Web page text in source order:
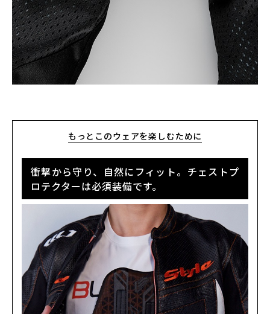
もっとこのウェアを楽しむために
衝撃から守り、自然にフィット。チェストプ
ロテクターは必須装備です。
¥49,500(税込)
LW
¥49,500(税込)
BLACK/BLACK
3L
¥49,500 (税込)
カートに入れる
GREY
カートに入れる
iD-WHITE
M
¥49,500 (税込)
カートに入れる